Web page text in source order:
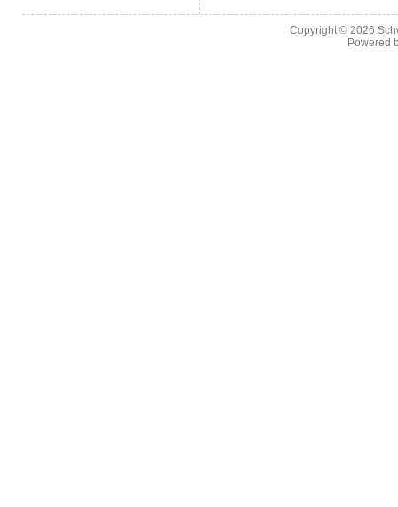
Copyright © 2026
Powered